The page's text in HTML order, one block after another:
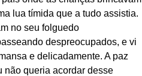
lua tímida que a tudo assistia.
no seu folguedo
despreocupados, e vi
e delicadamente. A paz
não queria acordar desse